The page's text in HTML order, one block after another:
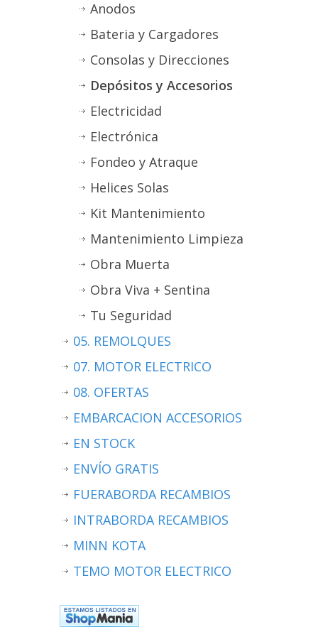
Anodos
Bateria y Cargadores
Consolas y Direcciones
Depósitos y Accesorios
Electricidad
Electrónica
Fondeo y Atraque
Helices Solas
Kit Mantenimiento
Mantenimiento Limpieza
Obra Muerta
Obra Viva + Sentina
Tu Seguridad
05. REMOLQUES
07. MOTOR ELECTRICO
08. OFERTAS
EMBARCACION ACCESORIOS
EN STOCK
ENVÍO GRATIS
FUERABORDA RECAMBIOS
INTRABORDA RECAMBIOS
MINN KOTA
TEMO MOTOR ELECTRICO